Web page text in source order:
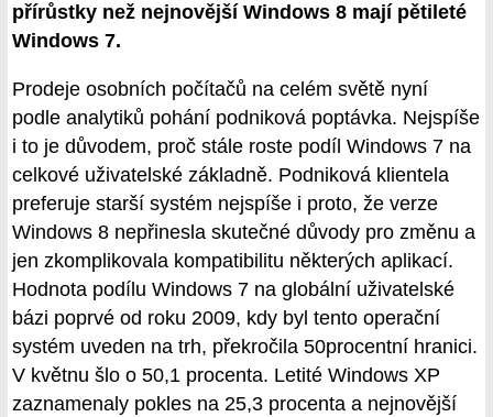
přírůstky než nejnovější Windows 8 mají pětileté
Windows 7.
Prodeje osobních počítačů na celém světě nyní
podle analytiků pohání podniková poptávka. Nejspíše
i to je důvodem, proč stále roste podíl Windows 7 na
celkové uživatelské základně. Podniková klientela
preferuje starší systém nejspíše i proto, že verze
Windows 8 nepřinesla skutečné důvody pro změnu a
jen zkomplikovala kompatibilitu některých aplikací.
Hodnota podílu Windows 7 na globální uživatelské
bázi poprvé od roku 2009, kdy byl tento operační
systém uveden na trh, překročila 50procentní hranici.
V květnu šlo o 50,1 procenta. Letité Windows XP
zaznamenaly pokles na 25,3 procenta a nejnovější